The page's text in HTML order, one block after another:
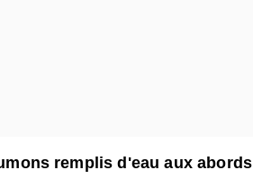
remplis d'eau aux abords